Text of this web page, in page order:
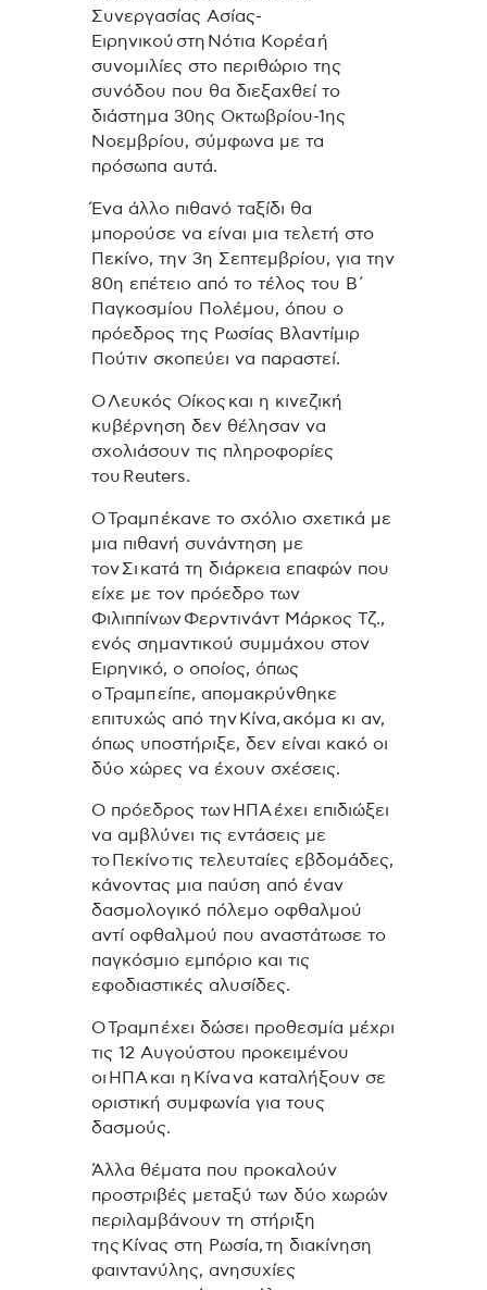
Συνεργασίας Ασίας-
Ειρηνικού στη Νότια Κορέα ή
συνομιλίες στο περιθώριο της
συνόδου που θα διεξαχθεί το
διάστημα 30ης Οκτωβρίου-1ης
Νοεμβρίου, σύμφωνα με τα
πρόσωπα αυτά.
Ένα άλλο πιθανό ταξίδι θα
μπορούσε να είναι μια τελετή στο
Πεκίνο, την 3η Σεπτεμβρίου, για την
80η επέτειο από το τέλος του Β΄
Παγκοσμίου Πολέμου, όπου ο
πρόεδρος της Ρωσίας Βλαντίμιρ
Πούτιν σκοπεύει να παραστεί.
Ο Λευκός Οίκος και η κινεζική
κυβέρνηση δεν θέλησαν να
σχολιάσουν τις πληροφορίες
του Reuters.
Ο Τραμπ έκανε το σχόλιο σχετικά με
μια πιθανή συνάντηση με
τον Σι κατά τη διάρκεια επαφών που
είχε με τον πρόεδρο των
Φιλιππίνων Φερντινάντ Μάρκος Τζ.,
ενός σημαντικού συμμάχου στον
Ειρηνικό, ο οποίος, όπως
ο Τραμπ είπε, απομακρύνθηκε
επιτυχώς από την Κίνα, ακόμα κι αν,
όπως υποστήριξε, δεν είναι κακό οι
δύο χώρες να έχουν σχέσεις.
Ο πρόεδρος των ΗΠΑ έχει επιδιώξει
να αμβλύνει τις εντάσεις με
το Πεκίνο τις τελευταίες εβδομάδες,
κάνοντας μια παύση από έναν
δασμολογικό πόλεμο οφθαλμού
αντί οφθαλμού που αναστάτωσε το
παγκόσμιο εμπόριο και τις
εφοδιαστικές αλυσίδες.
Ο Τραμπ έχει δώσει προθεσμία μέχρι
τις 12 Αυγούστου προκειμένου
οι ΗΠΑ και η Κίνα να καταλήξουν σε
οριστική συμφωνία για τους
δασμούς.
Άλλα θέματα που προκαλούν
προστριβές μεταξύ των δύο χωρών
περιλαμβάνουν τη στήριξη
της Κίνας στη Ρωσία, τη διακίνηση
φαιντανύλης, ανησυχίες